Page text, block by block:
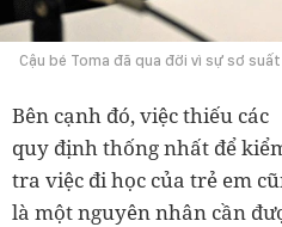
Cậu bé Toma đã qua đời vì sự sơ
Bên cạnh đó, việc thiếu các
quy định thống nhất để
tra việc đi học của trẻ em
là một nguyên nhân cần